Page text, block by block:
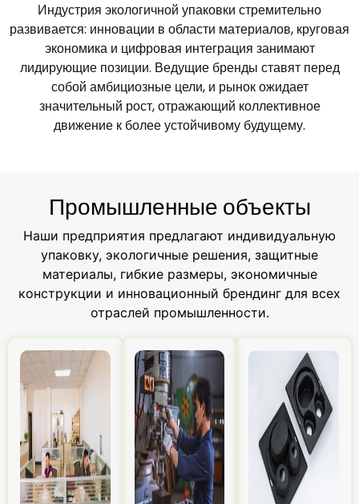
Индустрия экологичной упаковки стремительно
развивается: инновации в области материалов, круговая
экономика и цифровая интеграция занимают
лидирующие позиции. Ведущие бренды ставят перед
собой амбициозные цели, и рынок ожидает
значительный рост, отражающий коллективное
движение к более устойчивому будущему.
Промышленные объекты
Наши предприятия предлагают индивидуальную
упаковку, экологичные решения, защитные
материалы, гибкие размеры, экономичные
конструкции и инновационный брендинг для всех
отраслей промышленности.